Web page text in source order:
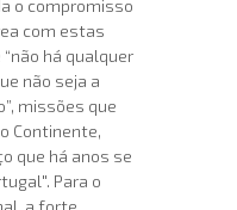
o compromisso
com estas
há qualquer
não seja a
missões que
Continente,
que há anos se
Para o
a forte